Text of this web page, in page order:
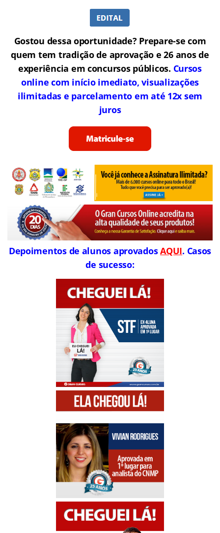
Gostou dessa oportunidade? Prepare-se com
quem tem tradição de aprovação e 26 anos de
experiência em concursos públicos. Cursos
online com início imediato, visualizações
ilimitadas e parcelamento em até 12x sem
juros
Depoimentos de alunos aprovadosAQUI. Casos
de sucesso: